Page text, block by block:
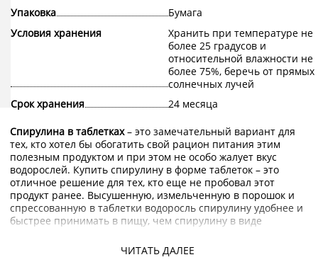
ЧИТАТЬ ДАЛЕЕ
Упаковка
Бумага
Условия хранения
Хранить при температуре не
более 25 градусов и
относительной влажности не
более 75%, беречь от прямых
солнечных лучей
Срок хранения
24 месяца
Спирулина в таблетках– это замечательный вариант для
тех, кто хотел бы обогатить свой рацион питания этим
полезным продуктом и при этом не особо жалует вкус
водорослей. Купить спирулину в форме таблеток – это
отличное решение для тех, кто еще не пробовал этот
продукт ранее. Высушенную, измельченную в порошок и
спрессованную в таблетки водоросль спирулину удобнее и
быстрее принимать в пищу, чем спирулину в виде